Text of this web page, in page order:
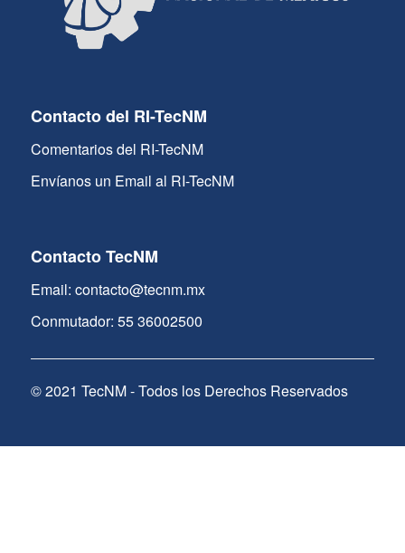
Contacto del RI-TecNM
Comentarios del RI-TecNM
Envíanos un Email al RI-TecNM
Contacto TecNM
Email: contacto@tecnm.mx
Conmutador: 55 36002500
© 2021 TecNM - Todos los Derechos Reservados